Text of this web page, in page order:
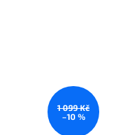
1 099 Kč
–10 %